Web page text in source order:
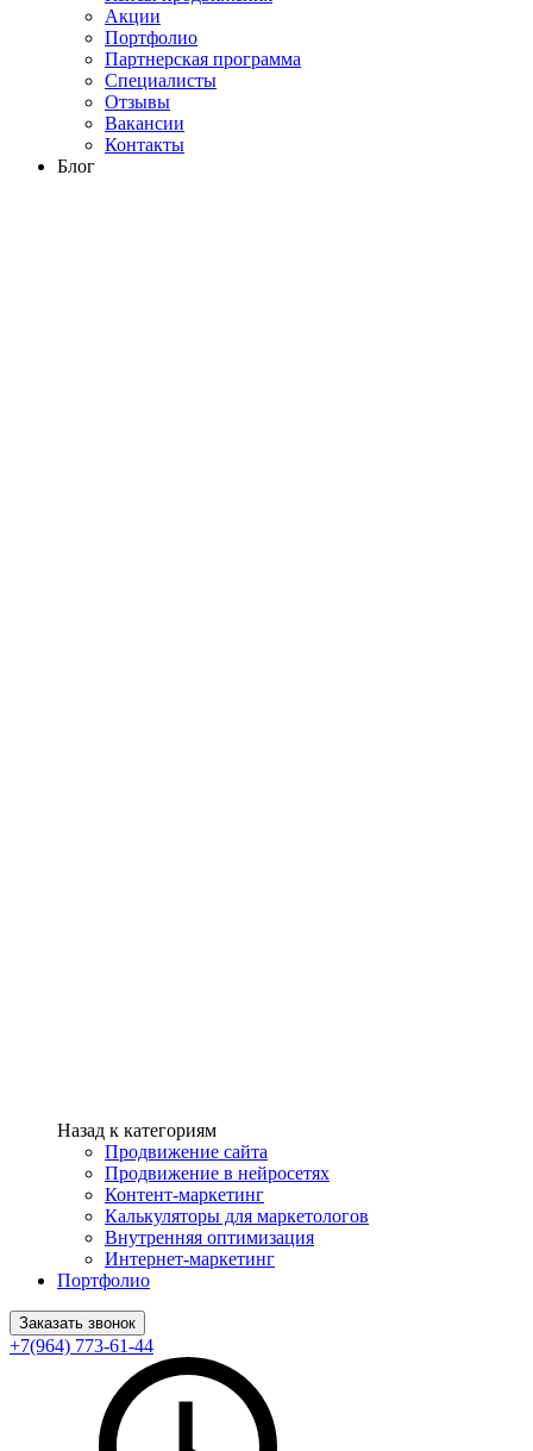
Акции
Портфолио
Партнерская программа
Специалисты
Отзывы
Вакансии
Контакты
Блог
Назад к категориям
Продвижение сайта
Продвижение в нейросетях
Контент-маркетинг
Калькуляторы для маркетологов
Внутренняя оптимизация
Интернет-маркетинг
Портфолио
Заказать звонок
+7(964) 773-61-44